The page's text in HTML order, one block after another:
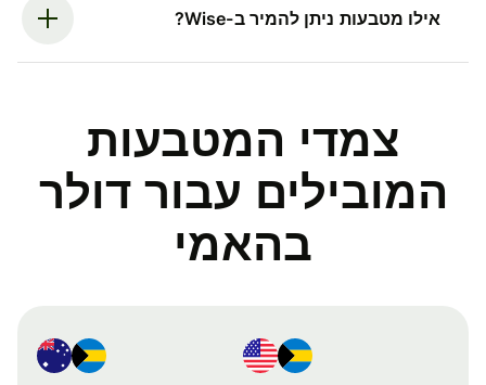
אילו מטבעות ניתן להמיר ב-Wise?
צמדי המטבעות
המובילים עבור דולר
בהאמי